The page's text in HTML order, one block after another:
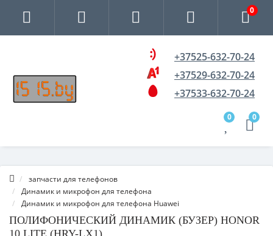
0
+37525-632-70-24
+37529-632-70-24
+37533-632-70-24
0 0
запчасти для телефонов
Динамик и микрофон для телефона
Динамик и микрофон для телефона Huawei
ПОЛИФОНИЧЕСКИЙ ДИНАМИК (БУЗЕР) HONOR
10 LITE (HRY-LX1)